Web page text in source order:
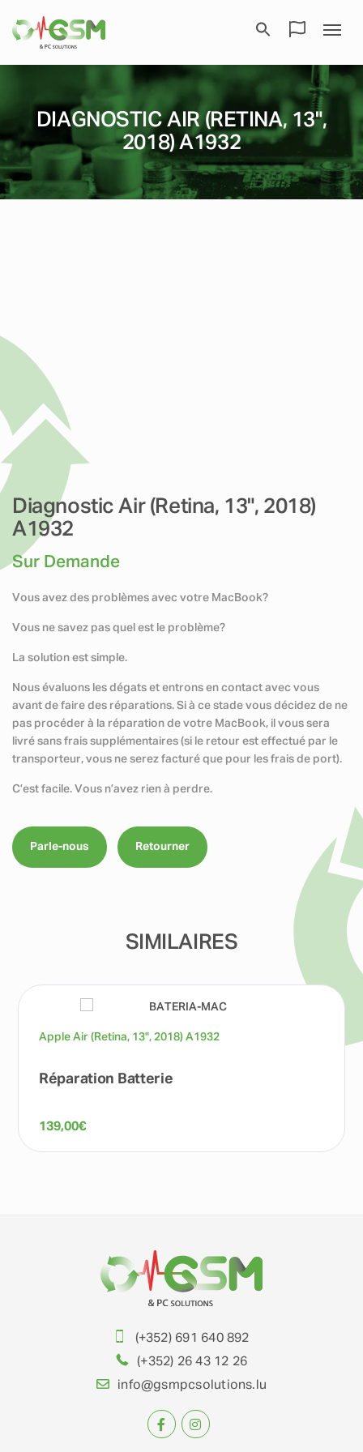
DIAGNOSTIC AIR (RETINA, 13",
2018) A1932
Diagnostic Air (Retina, 13", 2018)
A1932
Sur Demande
Vous avez des problèmes avec votre MacBook?
Vous ne savez pas quel est le problème?
La solution est simple.
Nous évaluons les dégats et entrons en contact avec vous
avant de faire des réparations. Si à ce stade vous décidez de ne
pas procéder à la réparation de votre MacBook, il vous sera
livré sans frais supplémentaires (si le retour est effectué par le
transporteur, vous ne serez facturé que pour les frais de port).
C’est facile. Vous n’avez rien à perdre.
Parle-nous Retourner
SIMILAIRES
Apple Air (Retina, 13", 2018) A1932
Réparation Batterie
139,00€
(+352) 691 640 892
(+352) 26 43 12 26
info@gsmpcsolutions.lu